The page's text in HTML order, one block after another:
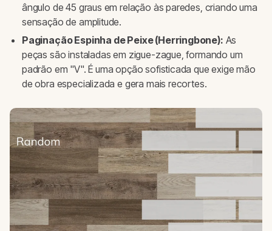
ângulo de 45 graus em relação às paredes, criando uma
sensação de amplitude.
Paginação Espinha de Peixe (Herringbone): As
peças são instaladas em zigue-zague, formando um
padrão em "V". É uma opção sofisticada que exige mão
de obra especializada e gera mais recortes.